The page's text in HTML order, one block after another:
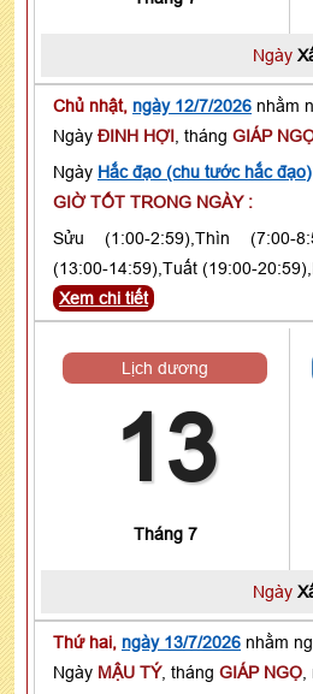
Ngày
Chủ nhật, ngày 12/7/2026 nhằm
Ngày ĐINH HỢI , tháng GIÁP
Ngày Hắc đạo (chu tước hắc đạo)
GIỜ TỐT TRONG NGÀY :
Sửu (1:00-2:59),Thìn (7:00-
(13:00-14:59),Tuất (19:00-
Xem chi tiết
Lịch dương
13
Tháng 7
Ngày
Thứ hai, ngày 13/7/2026 nhằm
Ngày MẬU TÝ, tháng GIÁP NGỌ